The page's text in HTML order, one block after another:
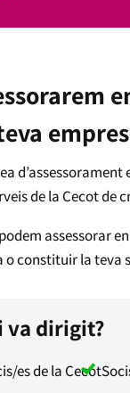
de la Cecot
assessorar
o constituir la teva
va dirigit?
es de la Cecot